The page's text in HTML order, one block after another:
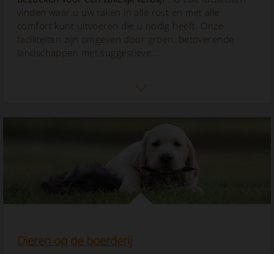
vinden waar u uw taken in alle rust en met alle
comfort kunt uitvoeren die u nodig heeft. Onze
faciliteiten zijn omgeven door groen, betoverende
landschappen met suggestieve...
Dieren op de boerderij